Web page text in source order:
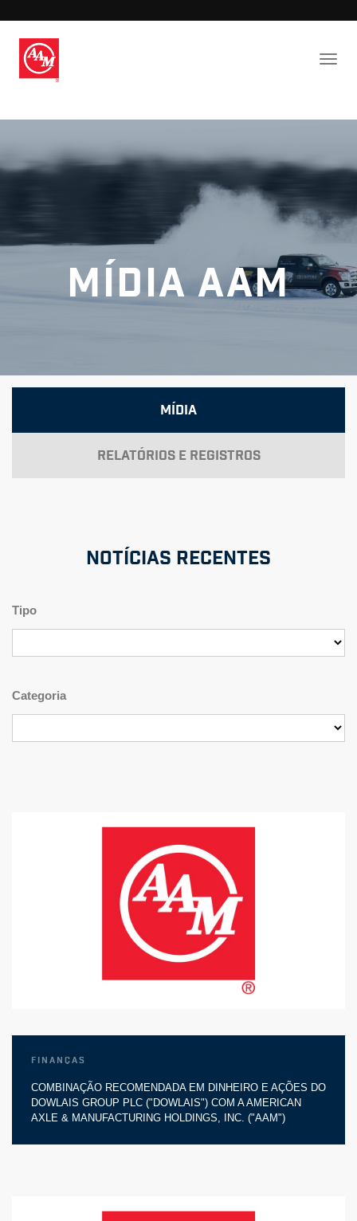
Mídia AAM
Mídia
Relatórios e Registros
Notícias recentes
Tipo
Categoria
Finanças
COMBINAÇÃO RECOMENDADA EM DINHEIRO E AÇÕES DO
DOWLAIS GROUP PLC ("DOWLAIS") COM A AMERICAN
AXLE & MANUFACTURING HOLDINGS, INC. ("AAM")